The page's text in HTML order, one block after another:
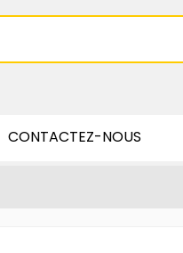
CONTACTEZ-NOUS